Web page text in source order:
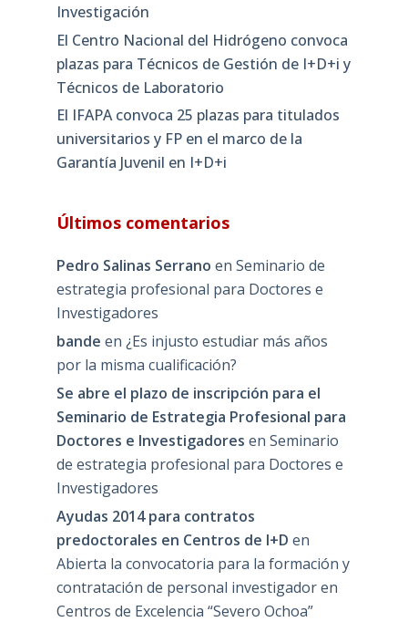
Investigación
El Centro Nacional del Hidrógeno convoca
plazas para Técnicos de Gestión de I+D+i y
Técnicos de Laboratorio
El IFAPA convoca 25 plazas para titulados
universitarios y FP en el marco de la
Garantía Juvenil en I+D+i
Últimos comentarios
Pedro Salinas Serrano en Seminario de
estrategia profesional para Doctores e
Investigadores
bande en ¿Es injusto estudiar más años
por la misma cualificación?
Se abre el plazo de inscripción para el
Seminario de Estrategia Profesional para
Doctores e Investigadores en Seminario
de estrategia profesional para Doctores e
Investigadores
Ayudas 2014 para contratos
predoctorales en Centros de I+D en
Abierta la convocatoria para la formación y
contratación de personal investigador en
Centros de Excelencia “Severo Ochoa”